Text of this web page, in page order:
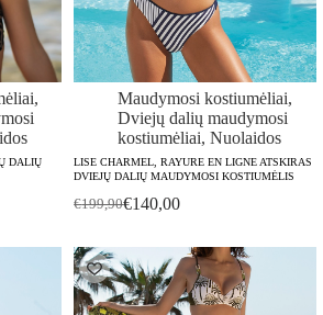
,
DALIŲ
Maudymosi kostiumėliai,
Dviejų dalių maudymosi
kostiumėliai,Nuolaidos
LISE CHARMEL, RAYURE EN LIGNE ATSKIRAS
DVIEJŲ DALIŲ MAUDYMOSI KOSTIUMĖLIS
€199,90Original
was:
€199,90.
€140,00
Current
is:
€140,00.